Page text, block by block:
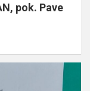
pok. Pave